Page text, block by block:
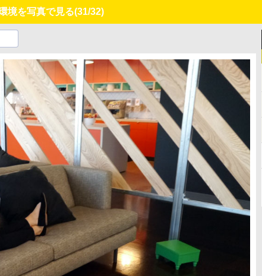
境を写真で見る(31/32)